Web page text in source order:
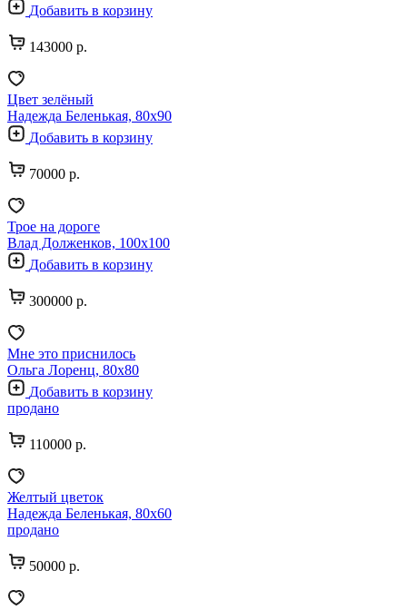
Добавить в корзину
143000 р.
Цвет зелёный
Надежда Беленькая, 80х90
Добавить в корзину
70000 р.
Трое на дороге
Влад Долженков, 100х100
Добавить в корзину
300000 р.
Мне это приснилось
Ольга Лоренц, 80х80
Добавить в корзину
продано
110000 р.
Желтый цветок
Надежда Беленькая, 80х60
продано
50000 р.